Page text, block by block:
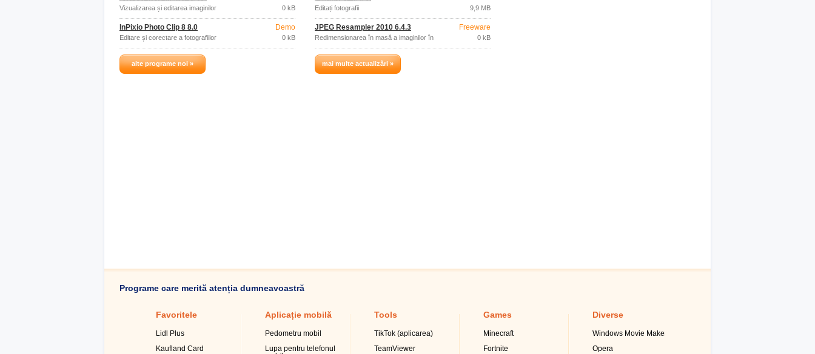
Vizualizarea și editarea imaginilor 0 kB
InPixio Photo Clip 8 8.0
Editare și corectare a fotografiilor
Demo
0 kB
alte programe noi »
Editați fotografii 9,9 MB
JPEG Resampler 2010 6.4.3
Redimensionarea în masă a imaginilor în
Freeware
0 kB
mai multe actualizări »
Programe care merită atenția dumneavoastră
Favoritele
Lidl Plus
Kaufland Card
Aplicație mobilă
Pedometru mobil
Lupa pentru telefonul
Tools
TikTok (aplicarea)
TeamViewer
Games
Minecraft
Fortnite
Diverse
Windows Movie Maker
Opera